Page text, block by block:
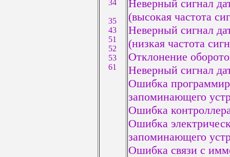
34
35
43
51
52
53
61
Неверный сигнал
(высокая частота
Неверный сигнал
(низкая частота
Отклонение
Неверный сигнал
Ошибка
запоминающего
Ошибка
Ошибка
запоминающего
Ошибка связи с